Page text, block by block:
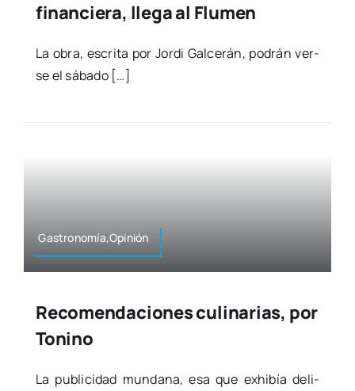
financiera, llega al Flumen
La obra, escri­ta por Jor­di Gal­ce­rán, podrán ver­
se el sába­do […]
Gastronomía,Opinión
Recomendaciones culinarias, por
Tonino
La publi­ci­dad mun­da­na, esa que exhi­bía deli­